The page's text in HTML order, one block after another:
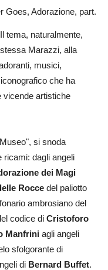
Goes, Adorazione, part.
tema, naturalmente,
Marazzi, alla
musici,
che ha
vicende artistiche
si snoda
ricami: dagli angeli
dei Magi
Rocce del paliotto
ambrosiano del
codice di Cristoforo
Manfrini agli angeli
sfolgorante di
di Bernard Buffet.